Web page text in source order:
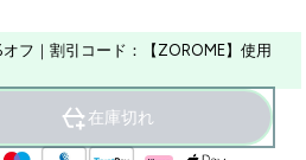
フ｜割引コード：【ZOROME】使用
在庫切れ